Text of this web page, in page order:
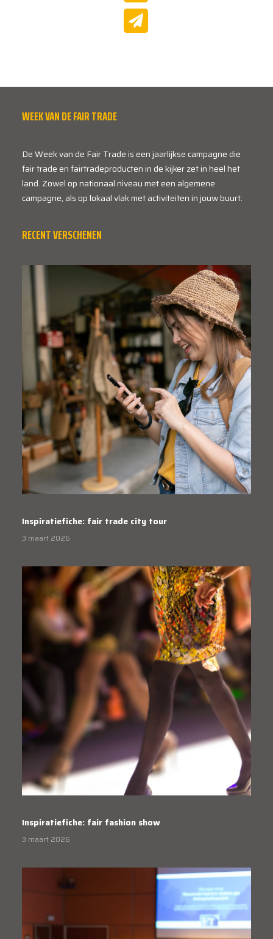
WEEK VAN DE FAIR TRADE
De Week van de Fair Trade is een jaarlijkse campagne die
fair trade en fairtradeproducten in de kijker zet in heel het
land. Zowel op nationaal niveau met een algemene
campagne, als op lokaal vlak met activiteiten in jouw buurt.
RECENT VERSCHENEN
Inspiratiefiche: fair trade city tour
3 maart 2026
Inspiratiefiche: fair fashion show
3 maart 2026